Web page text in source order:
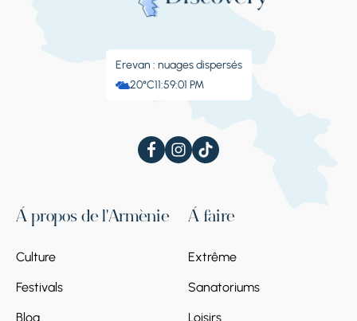
Erevan : nuages ​​dispersés
20°C11:59:01 PM
À propos de l'Arménie
Culture
Festivals
Blog
À faire
Extrême
Sanatoriums
Loisirs